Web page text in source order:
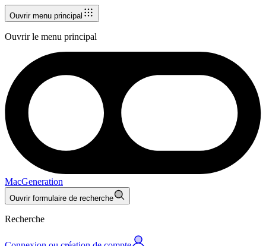
Ouvrir menu principal
Ouvrir le menu principal
MacGeneration
Ouvrir formulaire de recherche
Recherche